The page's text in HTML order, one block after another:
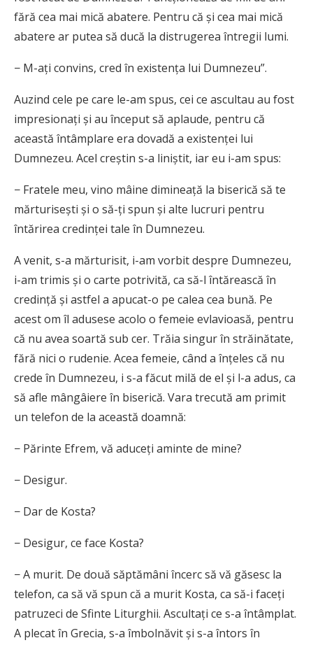
fără cea mai mică abatere. Pentru că și cea mai mică
abatere ar putea să ducă la distrugerea întregii lumi.
− M-ați convins, cred în existența lui Dumnezeu”.
Auzind cele pe care le-am spus, cei ce ascultau au fost
impresionați și au început să aplaude, pentru că
această întâmplare era dovadă a existenței lui
Dumnezeu. Acel creștin s-a liniștit, iar eu i-am spus:
− Fratele meu, vino mâine dimineață la biserică să te
mărturisești și o să-ți spun și alte lucruri pentru
întărirea credinței tale în Dumnezeu.
A venit, s-a mărturisit, i-am vorbit despre Dumnezeu,
i-am trimis și o carte potrivită, ca să-l întărească în
credință și astfel a apucat-o pe calea cea bună. Pe
acest om îl adusese acolo o femeie evlavioasă, pentru
că nu avea soartă sub cer. Trăia singur în străinătate,
fără nici o rudenie. Acea femeie, când a înțeles că nu
crede în Dumnezeu, i s-a făcut milă de el și l-a adus, ca
să afle mângâiere în biserică. Vara trecută am primit
un telefon de la această doamnă:
− Părinte Efrem, vă aduceți aminte de mine?
− Desigur.
− Dar de Kosta?
− Desigur, ce face Kosta?
− A murit. De două săptămâni încerc să vă găsesc la
telefon, ca să vă spun că a murit Kosta, ca să-i faceți
patruzeci de Sfinte Liturghii. Ascultați ce s-a întâmplat.
A plecat în Grecia, s-a îmbolnăvit și s-a întors în